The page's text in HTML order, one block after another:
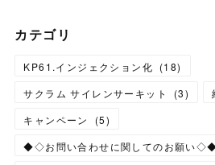
カテゴリ
KP61.インジェクション化 (18)
サクラム サイレンサーキット
(3)
キャンペーン
(5)
◆◇お問い合わせに関してのお願い